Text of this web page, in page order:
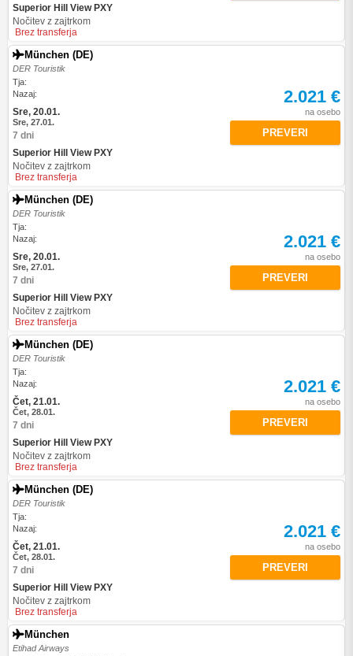
Superior Hill View PXY
Nočitev z zajtrkom
Brez transferja
München (DE)
DER Touristik
Tja:
Nazaj:
Sre, 20.01.
Sre, 27.01.
7 dni
Superior Hill View PXY
Nočitev z zajtrkom
Brez transferja
2.021 €
na osebo
PREVERI
München (DE)
DER Touristik
Tja:
Nazaj:
Sre, 20.01.
Sre, 27.01.
7 dni
Superior Hill View PXY
Nočitev z zajtrkom
Brez transferja
2.021 €
na osebo
PREVERI
München (DE)
DER Touristik
Tja:
Nazaj:
Čet, 21.01.
Čet, 28.01.
7 dni
Superior Hill View PXY
Nočitev z zajtrkom
Brez transferja
2.021 €
na osebo
PREVERI
München (DE)
DER Touristik
Tja:
Nazaj:
Čet, 21.01.
Čet, 28.01.
7 dni
Superior Hill View PXY
Nočitev z zajtrkom
Brez transferja
2.021 €
na osebo
PREVERI
München
Etihad Airways